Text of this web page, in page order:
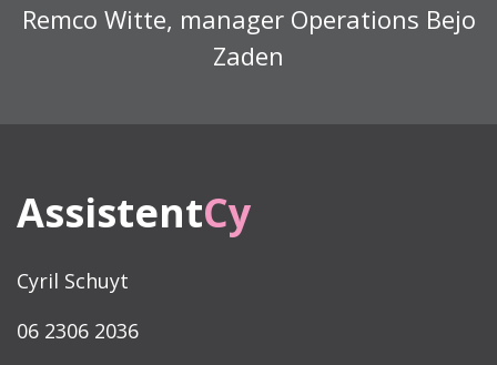
Remco Witte, manager Operations Bejo
Zaden
AssistentCy
Cyril Schuyt
06 2306 2036